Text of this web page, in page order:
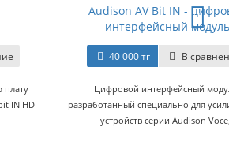
плату
IN HD
Audison AV Bit IN -
интерфейсный модуль
40 000 тг В
Цифровой интерфейсный
разработанный специально для
устройств серии Audison